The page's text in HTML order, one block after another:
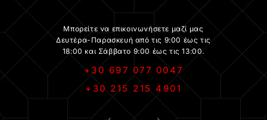
Μπορείτε να επικοινωνήσετε μαζί μας
Δευτέρα-Παρασκευή από τις 9:00 έως τις
18:00 και Σάββατο 9:00 έως τις 13:00.
+30 697 077 0047
+30 215 215 4901